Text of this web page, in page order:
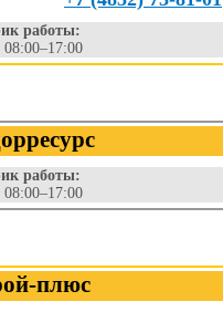
работы:
работы:
плюс